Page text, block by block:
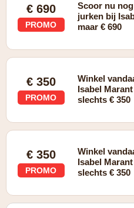
€ 690
PROMO
Scoor nu
jurken bij
maar € 690
€ 350
PROMO
Winkel
Isabel
slechts € 350
€ 350
PROMO
Winkel
Isabel
slechts € 350